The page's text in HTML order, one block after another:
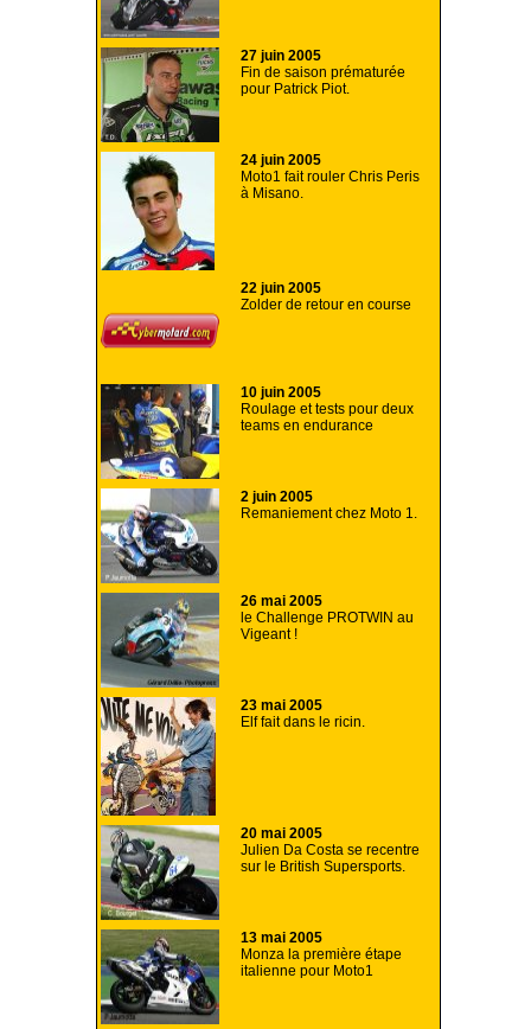
27 juin 2005
Fin de saison prématurée
pour Patrick Piot.
24 juin 2005
Moto1 fait rouler Chris Peris
à Misano.
22 juin 2005
Zolder de retour en course
10 juin 2005
Roulage et tests pour deux
teams en endurance
2 juin 2005
Remaniement chez Moto 1.
26 mai 2005
le Challenge PROTWIN au
Vigeant !
23 mai 2005
Elf fait dans le ricin.
20 mai 2005
Julien Da Costa se recentre
sur le British Supersports.
13 mai 2005
Monza la première étape
italienne pour Moto1